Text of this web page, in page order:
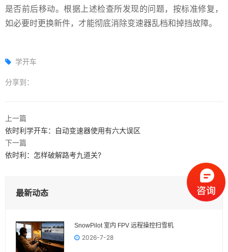
是否前后移动。根据上述检查所发现的问题，按标准修复，
如必要时更换新件，才能彻底消除变速器乱档和掉挡故障。
学开车
分享到：
上一篇
依时利学开车：自动变速器使用有六大误区
下一篇
依时利：怎样破解路考九道关?
最新动态
SnowPilot 室内 FPV 远程操控扫雪机
2026-7-28